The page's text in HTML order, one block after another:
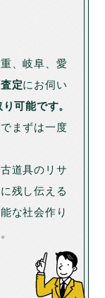
、岐阜、愛
定にお伺い
可能です。
まずは一度
道具のリサ
残し伝える
な社会作り